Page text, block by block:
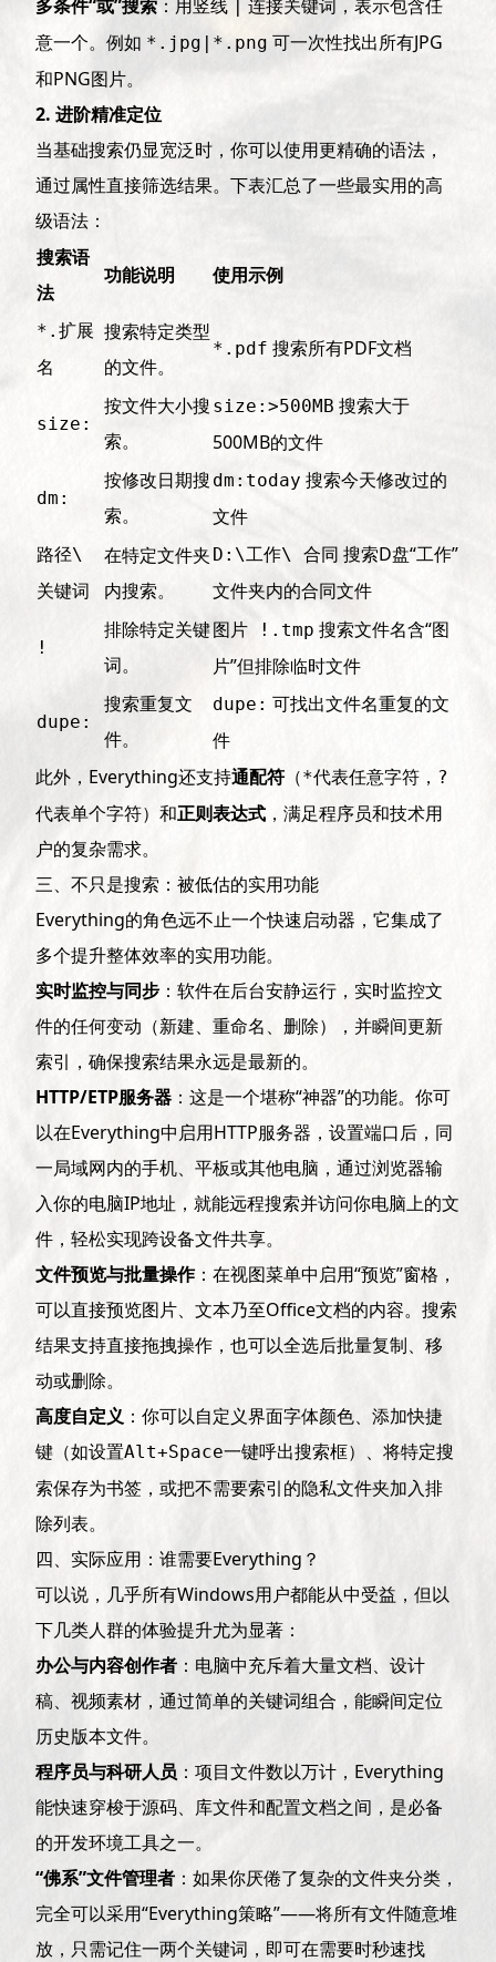
多条件“或”搜索 ：用竖线
连接关键词，表示包含任
意一个。例如 *.jpg|*.png 可一次性找出所有JPG
和PNG图片。
2. 进阶精准定位
当基础搜索仍显宽泛时，你可以使用更精确的语法，
通过属性直接筛选结果。下表汇总了一些最实用的高
级语法：
搜索语
法
功能说明 使用示例
*.扩展
名
搜索特定类型
的文件。
*.pdf 搜索所有PDF文档
size:
按文件大小搜
索。
size:>500MB 搜索大于
500MB的文件
dm:
按修改日期搜
索。
dm:today 搜索今天修改过的
文件
路径\
关键词
在特定文件夹
内搜索。
D:\工作\ 合同 搜索D盘“工作”
文件夹内的合同文件
!
排除特定关键
词。
图片 !.tmp 搜索文件名含“图
片”但排除临时文件
dupe:
搜索重复文
件。
dupe: 可找出文件名重复的文
件
此外，Everything还支持通配符 （*代表任意字符， ?
代表单个字符）和正则表达式 ，满足程序员和技术用
户的复杂需求。
三、不只是搜索：被低估的实用功能
Everything的角色远不止一个快速启动器，它集成了
多个提升整体效率的实用功能。
实时监控与同步 ：软件在后台安静运行，实时监控文
件的任何变动（新建、重命名、删除），并瞬间更新
索引，确保搜索结果永远是最新的。
HTTP/ETP服务器 ：这是一个堪称“神器”的功能。你可
以在Everything中启用HTTP服务器，设置端口后，同
一局域网内的手机、平板或其他电脑，通过浏览器输
入你的电脑IP地址，就能远程搜索并访问你电脑上的文
件，轻松实现跨设备文件共享。
文件预览与批量操作：在视图菜单中启用“预览”窗格，
可以直接预览图片、文本乃至Office文档的内容。搜索
结果支持直接拖拽操作，也可以全选后批量复制、移
动或删除。
高度自定义 ：你可以自定义界面字体颜色、添加快捷
键（如设置Alt+Space一键呼出搜索框）、将特定搜
索保存为书签，或把不需要索引的隐私文件夹加入排
除列表。
四、实际应用：谁需要Everything？
可以说，几乎所有Windows用户都能从中受益，但以
下几类人群的体验提升尤为显著：
办公与内容创作者 ：电脑中充斥着大量文档、设计
稿、视频素材，通过简单的关键词组合，能瞬间定位
历史版本文件。
程序员与科研人员 ：项目文件数以万计，Everything
能快速穿梭于源码、库文件和配置文档之间，是必备
的开发环境工具之一。
“佛系”文件管理者 ：如果你厌倦了复杂的文件夹分类，
完全可以采用“Everything策略”——将所有文件随意堆
放，只需记住一两个关键词，即可在需要时秒速找